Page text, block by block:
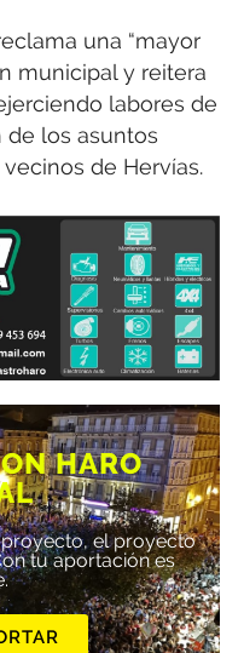
una “mayor
municipal y reitera
labores de
de los asuntos
de Hervías.
HARO
el proyecto
tu aportación es